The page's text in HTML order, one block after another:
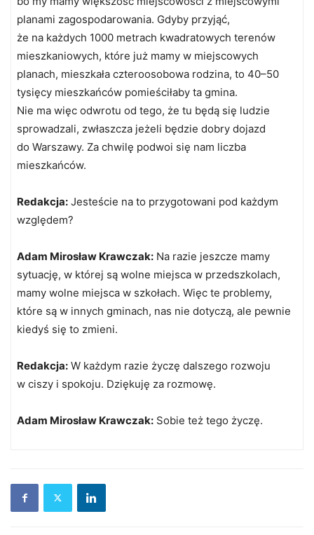
planami zagospodarowania. Gdyby przyjąć,
że na każdych 1000 metrach kwadratowych terenów
mieszkaniowych, które już mamy w miejscowych
planach, mieszkała czteroosobowa rodzina, to 40–50
tysięcy mieszkańców pomieściłaby ta gmina.
Nie ma więc odwrotu od tego, że tu będą się ludzie
sprowadzali, zwłaszcza jeżeli będzie dobry dojazd
do Warszawy. Za chwilę podwoi się nam liczba
mieszkańców.
Redakcja: Jesteście na to przygotowani pod każdym
względem?
Adam Mirosław Krawczak: Na razie jeszcze mamy
sytuację, w której są wolne miejsca w przedszkolach,
mamy wolne miejsca w szkołach. Więc te problemy,
które są w innych gminach, nas nie dotyczą, ale pewnie
kiedyś się to zmieni.
Redakcja: W każdym razie życzę dalszego rozwoju
w ciszy i spokoju. Dziękuję za rozmowę.
Adam Mirosław Krawczak: Sobie też tego życzę.